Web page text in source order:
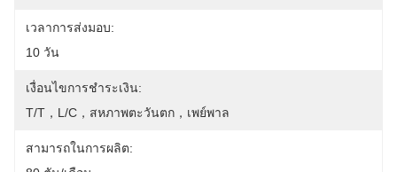
เวลาการส่งมอบ:
10 วัน
เงื่อนไขการชำระเงิน:
T/T，L/C，สหภาพตะวันตก，เพย์พาล
สามารถในการผลิต: